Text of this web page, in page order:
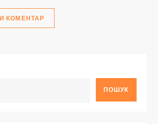
ПОШУК